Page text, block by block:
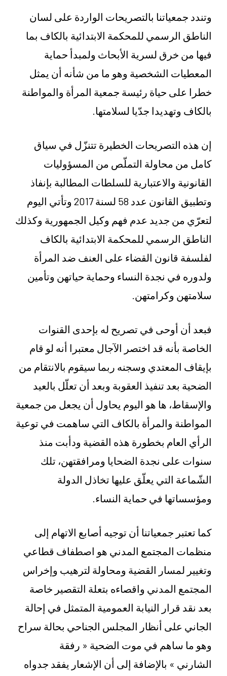
وتندد جمعياتنا بالتصريحات الواردة على لسان
الناطق الرسمي للمحكمة الابتدائية بالكاف بما
فيها من خرق لسرية الأبحاث ولمبدأ حماية
المعطيات الشخصية وهو ما من شأنه أن يمثل
خطرا على حياة رئيسة جمعية المرأة والمواطنة
بالكاف وتهديدا جدّيا لسلامتها.
إن هذه التصريحات الخطيرة تتنزّل في سياق
كامل من محاولة التملّص من المسؤوليات
القانونية والاعتبارية للسلطات المطالبة بإنفاذ
وتطبيق القانون عدد 58 لسنة 2017 وتأتي اليوم
لتعرّي من جديد عدم فهم وكيل الجمهورية وكذلك
الناطق الرسمي للمحكمة الابتدائية بالكاف
لفلسفة قانون القضاء على العنف ضد المرأة
ولدوره في نجدة النساء وحماية حياتهن وتأمين
سلامتهن وكرامتهن.
فبعد أن أوحى في تصريح له بإحدى القنوات
الخاصة بأنه قد اختصر الآجال معتبرا أنه لو قام
بإيقاف المعتدي وسجنه ربما سيقوم بالانتقام من
الضحية بعد تنفيذ العقوبة وبعد أن تعلّل بالعيد
والإسقاط، ها هو اليوم يحاول أن يجعل من جمعية
المواطنة والمرأة بالكاف التي ساهمت في توعية
الرأي العام بخطورة هذه القضية ودأبت منذ
سنوات على نجدة الضحايا ومرافقتهن، تلك
الشّماعة التي يعلّق عليها تخاذل الدولة
ومؤسساتها في حماية النساء.
كما تعتبر جمعياتنا أن توجيه أصابع الاتهام إلى
منظمات المجتمع المدني هو اصطفاف قطاعي
وتغيير لمسار القضية ومحاولة لترهيب وإخراس
المجتمع المدني واقصاءه بتعلة التقصير خاصة
بعد نقد قرار النيابة العمومية المتمثل في إحالة
الجاني على أنظار المجلس الجناحي بحالة سراح
وهو ما ساهم في موت الضحية « رفقة
الشارني » بالإضافة إلى أن الإشعار يفقد جدواه